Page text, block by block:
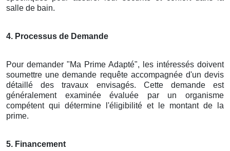
salle de bain.
4. Processus de Demande
Pour demander "Ma Prime Adapté", les intéressés doivent
soumettre une demande requête accompagnée d'un devis
détaillé des travaux envisagés. Cette demande est
généralement examinée évaluée par un organisme
compétent qui détermine l'éligibilité et le montant de la
prime.
5. Financement